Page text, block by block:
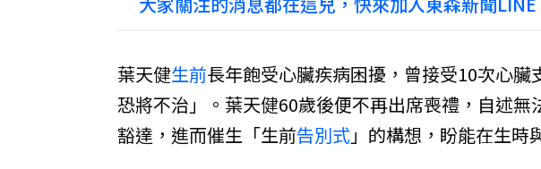
葉天健生前長年飽受心臟疾病困擾，曾接受10次心
恐將不治」。葉天健60歲後便不再出席喪禮，自述
豁達，進而催生「生前告別式」的構想，盼能在生時